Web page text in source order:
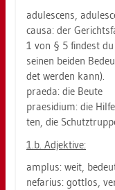
adu­le­scens,
causa: der
1 von § 5 fin­dest
sei­nen bei­den
det wer­den kann).
pra­e­da: die Beute
pra­e­si­di­um: die
ten, die
1.b. Ad­jek­ti­ve:
amp­lus: weit,
ne­fa­ri­us: gott­los,